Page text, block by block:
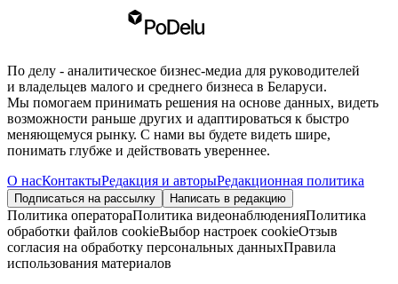
По делу - аналитическое бизнес-медиа для руководителей
и владельцев малого и среднего бизнеса в Беларуси.
Мы помогаем принимать решения на основе данных, видеть
возможности раньше других и адаптироваться к быстро
меняющемуся рынку. С нами вы будете видеть шире,
понимать глубже и действовать увереннее.
О насКонтактыРедакция и авторыРедакционная политика
Подписаться на рассылку Написать в редакцию
Политика оператораПолитика видеонаблюденияПолитика
обработки файлов cookieВыбор настроек cookieОтзыв
согласия на обработку персональных данныхПравила
использования материалов